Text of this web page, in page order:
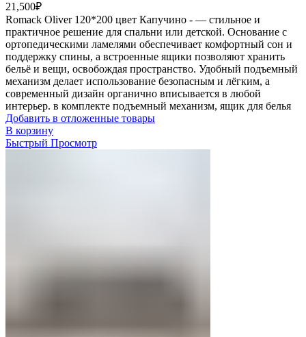
21,500₽
Romack Oliver 120*200 цвет Капучино - — стильное и
практичное решение для спальни или детской. Основание с
ортопедическими ламелями обеспечивает комфортный сон и
поддержку спины, а встроенные ящики позволяют хранить
бельё и вещи, освобождая пространство. Удобный подъемный
механизм делает использование безопасным и лёгким, а
современный дизайн органично вписывается в любой
интерьер. в комплекте подъемный механизм, ящик для белья
Добавить в отложенные товары
В корзину
Быстрый Просмотр